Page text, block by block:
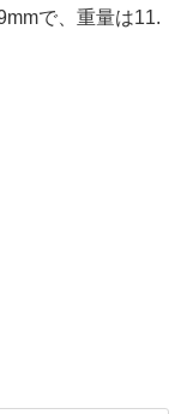
で、重量は11.